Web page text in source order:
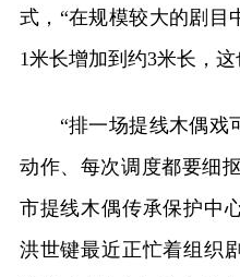
式，“在规模较大的剧目
1米长增加到约3米长，
“排一场提线木偶戏
动作、每次调度都要细
市提线木偶传承保护中
洪世键最近正忙着组织